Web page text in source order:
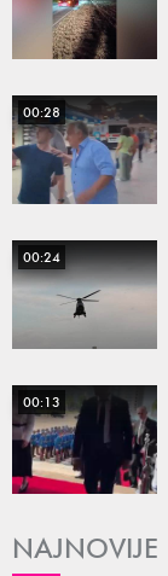
00:28
00:24
00:13
NAJNOVIJE